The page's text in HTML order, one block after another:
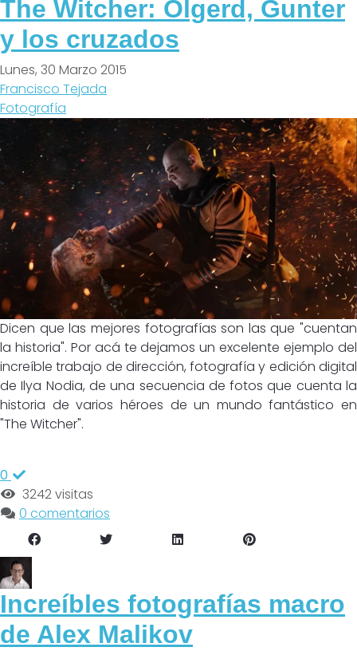
The Witcher: Olgerd, Gunter
y los cruzados
Lunes, 30 Marzo 2015
Francisco Tejada
Fotografía
Dicen que las mejores fotografías son las que "cuentan
la historia". Por acá te dejamos un excelente ejemplo del
increíble trabajo de dirección, fotografía y edición digital
de Ilya Nodia, de una secuencia de fotos que cuenta la
historia de varios héroes de un mundo fantástico en
"The Witcher".
0
3242 visitas
0 comentarios
Increíbles fotografías macro
de Alex Malikov